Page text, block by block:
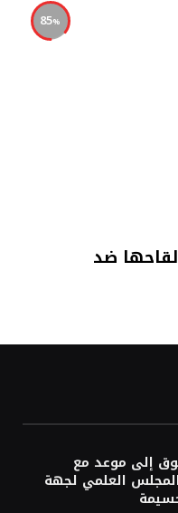
85
لقاحها ضد
إلى موعد مع
العلمي لجهة